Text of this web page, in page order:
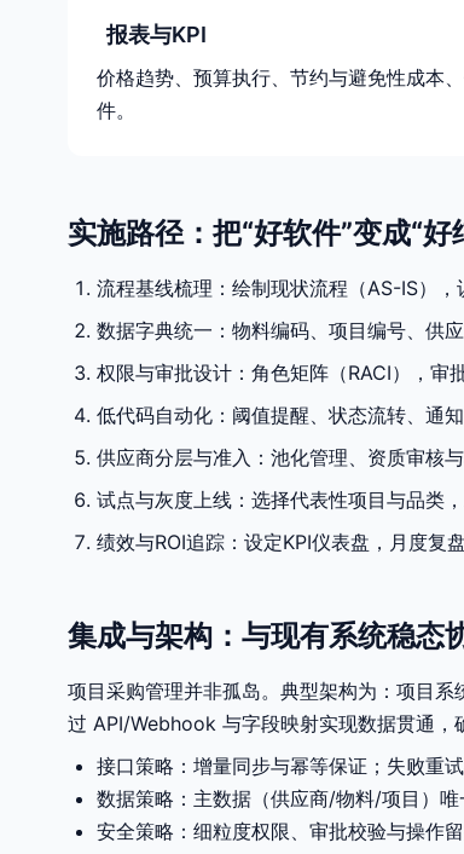
报表与KPI
价格趋势、预算执行、节约与避免性成本
件。
实施路径：把“好软件”变成“好
流程基线梳理：绘制现状流程（AS-IS）
数据字典统一：物料编码、项目编号、供
权限与审批设计：角色矩阵（RACI），审
低代码自动化：阈值提醒、状态流转、通
供应商分层与准入：池化管理、资质审核
试点与灰度上线：选择代表性项目与品类
绩效与ROI追踪：设定KPI仪表盘，月度复
集成与架构：与现有系统稳态
项目采购管理并非孤岛。典型架构为：项目
过 API/Webhook 与字段映射实现数据贯通，
接口策略：增量同步与幂等保证；失败重试
数据策略：主数据（供应商/物料/项目）唯
安全策略：细粒度权限、审批校验与操作